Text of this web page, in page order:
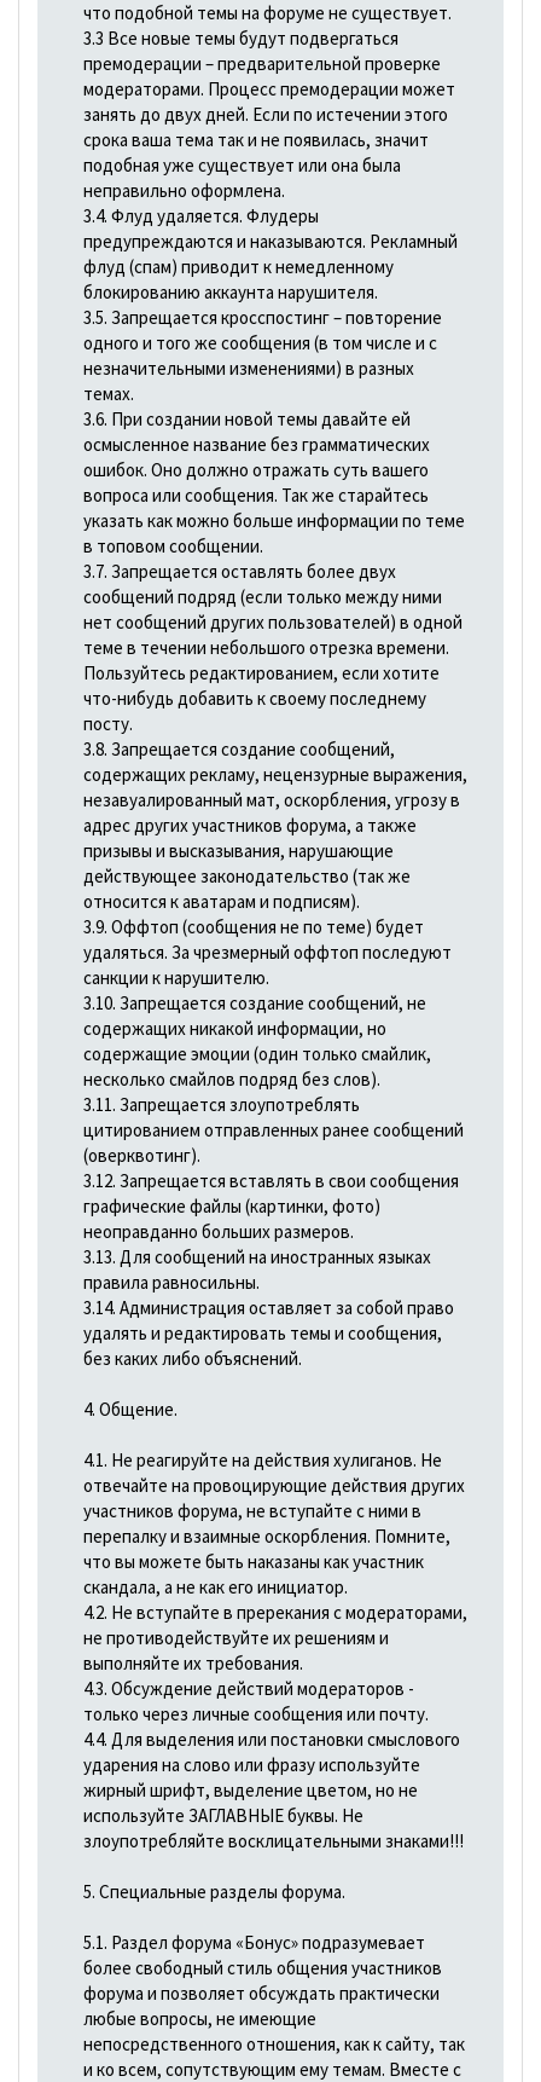
что подобной темы на форуме не существует.
3.3 Все новые темы будут подвергаться
премодерации – предварительной проверке
модераторами. Процесс премодерации может
занять до двух дней. Если по истечении этого
срока ваша тема так и не появилась, значит
подобная уже существует или она была
неправильно оформлена.
3.4. Флуд удаляется. Флудеры
предупреждаются и наказываются. Рекламный
флуд (спам) приводит к немедленному
блокированию аккаунта нарушителя.
3.5. Запрещается кросспостинг – повторение
одного и того же сообщения (в том числе и с
незначительными изменениями) в разных
темах.
3.6. При создании новой темы давайте ей
осмысленное название без грамматических
ошибок. Оно должно отражать суть вашего
вопроса или сообщения. Так же старайтесь
указать как можно больше информации по теме
в топовом сообщении.
3.7. Запрещается оставлять более двух
сообщений подряд (если только между ними
нет сообщений других пользователей) в одной
теме в течении небольшого отрезка времени.
Пользуйтесь редактированием, если хотите
что-нибудь добавить к своему последнему
посту.
3.8. Запрещается создание сообщений,
содержащих рекламу, нецензурные выражения,
незавуалированный мат, оскорбления, угрозу в
адрес других участников форума, а также
призывы и высказывания, наpyшающие
действующее законодательство (так же
относится к аватарам и подписям).
3.9. Оффтоп (сообщения не по теме) будет
удаляться. За чрезмерный оффтоп последуют
санкции к нарушителю.
3.10. Запрещается создание сообщений, не
содержащих никакой информации, но
содержащие эмоции (один только смайлик,
несколько смайлов подряд без слов).
3.11. Запрещается злоупотреблять
цитированием отправленных ранее сообщений
(оверквотинг).
3.12. Запрещается вставлять в свои сообщения
графические файлы (картинки, фото)
неоправданно больших размеров.
3.13. Для сообщений на иностранных языках
правила равносильны.
3.14. Администрация оставляет за собой право
удалять и редактировать темы и сообщения,
без каких либо объяснений.
4. Общение.
4.1. Не реагируйте на действия хулиганов. Не
отвечайте на провоцирующие действия других
участников форума, не вступайте с ними в
перепалку и взаимные оскорбления. Помните,
что вы можете быть наказаны как участник
скандала, а не как его инициатор.
4.2. Не вступайте в пререкания с модераторами,
не противодействуйте их решениям и
выполняйте их требования.
4.3. Обсуждение действий модераторов -
только через личные сообщения или почту.
4.4. Для выделения или постановки смыслового
ударения на слово или фразу используйте
жирный шрифт, выделение цветом, но не
используйте ЗАГЛАВНЫЕ буквы. Не
злоупотребляйте восклицательными знаками!!!
5. Специальные разделы форума.
5.1. Раздел форума «Бонус» подразумевает
более свободный стиль общения участников
форума и позволяет обсуждать практически
любые вопросы, не имеющие
непосредственного отношения, как к сайту, так
и ко всем, сопутствующим ему темам. Вместе с